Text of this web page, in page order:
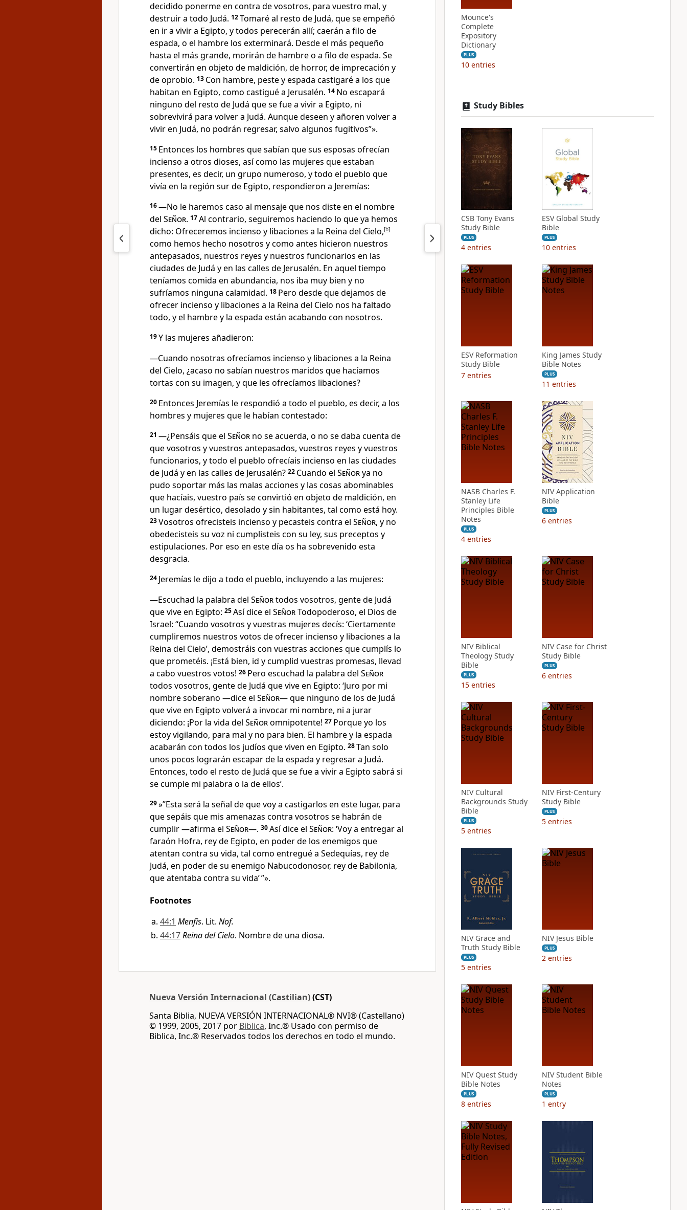
decidido ponerme en contra de vosotros, para vuestro mal, y
destruir a todo Judá. 12Tomaré al resto de Judá, que se empeñó
en ir a vivir a Egipto, y todos perecerán allí; caerán a filo de
espada, o el hambre los exterminará. Desde el más pequeño
hasta el más grande, morirán de hambre o a filo de espada. Se
convertirán en objeto de maldición, de horror, de imprecación y
de oprobio. 13 Con hambre, peste y espada castigaré a los que
habitan en Egipto, como castigué a Jerusalén. 14 No escapará
ninguno del resto de Judá que se fue a vivir a Egipto, ni
sobrevivirá para volver a Judá. Aunque deseen y añoren volver a
vivir en Judá, no podrán regresar, salvo algunos fugitivos”».
15 Entonces los hombres que sabían que sus esposas ofrecían
incienso a otros dioses, así como las mujeres que estaban
presentes, es decir, un grupo numeroso, y todo el pueblo que
vivía en la región sur de Egipto, respondieron a Jeremías:
16―No le haremos caso al mensaje que nos diste en el nombre
del Señor. 17Al contrario, seguiremos haciendo lo que ya hemos
dicho: Ofreceremos incienso y libaciones a la Reina del Cielo,[b]
como hemos hecho nosotros y como antes hicieron nuestros
antepasados, nuestros reyes y nuestros funcionarios en las
ciudades de Judá y en las calles de Jerusalén. En aquel tiempo
teníamos comida en abundancia, nos iba muy bien y no
sufríamos ninguna calamidad. 18 Pero desde que dejamos de
ofrecer incienso y libaciones a la Reina del Cielo nos ha faltado
todo, y el hambre y la espada están acabando con nosotros.
19Y las mujeres añadieron:
―Cuando nosotras ofrecíamos incienso y libaciones a la Reina
del Cielo, ¿acaso no sabían nuestros maridos que hacíamos
tortas con su imagen, y que les ofrecíamos libaciones?
20 Entonces Jeremías le respondió a todo el pueblo, es decir, a los
hombres y mujeres que le habían contestado:
21 ―¿Pensáis que el Señor no se acuerda, o no se daba cuenta de
que vosotros y vuestros antepasados, vuestros reyes y vuestros
funcionarios, y todo el pueblo ofrecíais incienso en las ciudades
de Judá y en las calles de Jerusalén? 22 Cuando el Señorya no
pudo soportar más las malas acciones y las cosas abominables
que hacíais, vuestro país se convirtió en objeto de maldición, en
un lugar desértico, desolado y sin habitantes, tal como está hoy.
23Vosotros ofrecisteis incienso y pecasteis contra el Señor, y no
obedecisteis su voz ni cumplisteis con su ley, sus preceptos y
estipulaciones. Por eso en este día os ha sobrevenido esta
desgracia.
24 Jeremías le dijo a todo el pueblo, incluyendo a las mujeres:
―Escuchad la palabra del Señortodos vosotros, gente de Judá
que vive en Egipto: 25Así dice el SeñorTodopoderoso, el Dios de
Israel: “Cuando vosotros y vuestras mujeres decís: ‘Ciertamente
cumpliremos nuestros votos de ofrecer incienso y libaciones a la
Reina del Cielo’, demostráis con vuestras acciones que cumplís lo
que prometéis. ¡Está bien, id y cumplid vuestras promesas, llevad
a cabo vuestros votos! 26 Pero escuchad la palabra del Señor
todos vosotros, gente de Judá que vive en Egipto: ‘Juro por mi
nombre soberano —dice el Señor— que ninguno de los de Judá
que vive en Egipto volverá a invocar mi nombre, ni a jurar
diciendo: ¡Por la vida del Señoromnipotente! 27 Porque yo los
estoy vigilando, para mal y no para bien. El hambre y la espada
acabarán con todos los judíos que viven en Egipto. 28Tan solo
unos pocos lograrán escapar de la espada y regresar a Judá.
Entonces, todo el resto de Judá que se fue a vivir a Egipto sabrá si
se cumple mi palabra o la de ellos’.
29»”Esta será la señal de que voy a castigarlos en este lugar, para
que sepáis que mis amenazas contra vosotros se habrán de
cumplir —afirma el Señor—. 30Así dice el Señor: ‘Voy a entregar al
faraón Hofra, rey de Egipto, en poder de los enemigos que
atentan contra su vida, tal como entregué a Sedequías, rey de
Judá, en poder de su enemigo Nabucodonosor, rey de Babilonia,
que atentaba contra su vida’ ”».
Footnotes
44:1 Menfis. Lit. Nof.
44:17Reina del Cielo. Nombre de una diosa.
Nueva Versión Internacional (Castilian)(CST)
Santa Biblia, NUEVA VERSIÓN INTERNACIONAL® NVI® (Castellano)
© 1999, 2005, 2017 por Biblica, Inc.® Usado con permiso de
Biblica, Inc.® Reservados todos los derechos en todo el mundo.
Mounce's
Complete
Expository
Dictionary
PLUS
10 entries
Study Bibles
CSB Tony Evans
Study Bible
PLUS
4 entries
ESV Global Study
Bible
PLUS
10 entries
ESV Reformation
Study Bible
7 entries
King James Study
Bible Notes
PLUS
11 entries
NASB Charles F.
Stanley Life
Principles Bible
Notes
PLUS
4 entries
NIV Application
Bible
PLUS
6 entries
NIV Biblical
Theology Study
Bible
PLUS
15 entries
NIV Case for Christ
Study Bible
PLUS
6 entries
NIV Cultural
Backgrounds Study
Bible
PLUS
5 entries
NIV First-Century
Study Bible
PLUS
5 entries
NIV Grace and
Truth Study Bible
PLUS
5 entries
NIV Jesus Bible
PLUS
2 entries
NIV Quest Study
Bible Notes
PLUS
8 entries
NIV Student Bible
Notes
PLUS
1 entry